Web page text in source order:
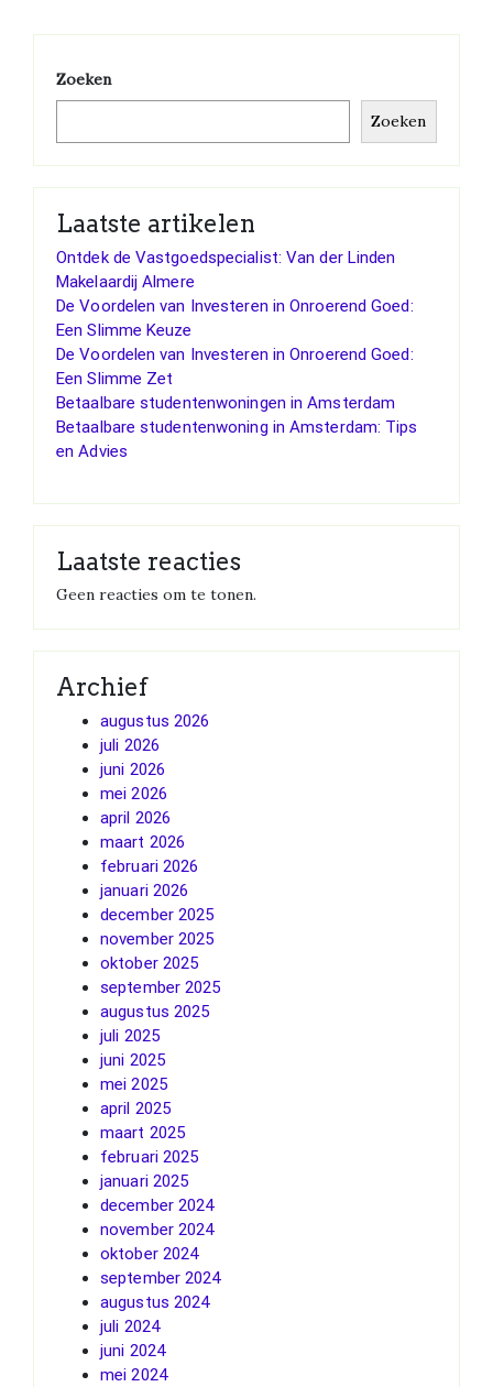
Zoeken
Zoeken
Laatste artikelen
Ontdek de Vastgoedspecialist: Van der Linden
Makelaardij Almere
De Voordelen van Investeren in Onroerend Goed:
Een Slimme Keuze
De Voordelen van Investeren in Onroerend Goed:
Een Slimme Zet
Betaalbare studentenwoningen in Amsterdam
Betaalbare studentenwoning in Amsterdam: Tips
en Advies
Laatste reacties
Geen reacties om te tonen.
Archief
augustus 2026
juli 2026
juni 2026
mei 2026
april 2026
maart 2026
februari 2026
januari 2026
december 2025
november 2025
oktober 2025
september 2025
augustus 2025
juli 2025
juni 2025
mei 2025
april 2025
maart 2025
februari 2025
januari 2025
december 2024
november 2024
oktober 2024
september 2024
augustus 2024
juli 2024
juni 2024
mei 2024